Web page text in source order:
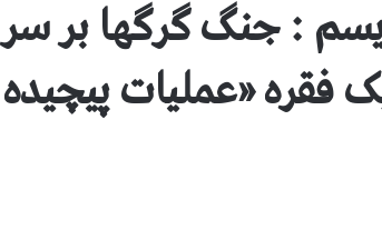
: جنگ گرگها بر سر
فقره «عملیات پیچیده